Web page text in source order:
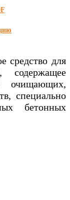
средство для
содержащее
очищающих,
специально
бетонных